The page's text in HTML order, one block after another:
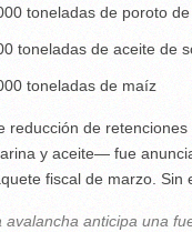
toneladas de poroto
toneladas de aceite de
toneladas de maíz
reducción de
y aceite— fue
fiscal de marzo.
avalancha anticipa una